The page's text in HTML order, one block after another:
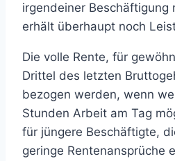
irgendeiner Beschäftigung
erhält überhaupt noch
Die volle Rente, für
Drittel des letzten
bezogen werden, wenn
Stunden Arbeit am Tag
für jüngere Beschäftigte,
geringe Rentenansprüche